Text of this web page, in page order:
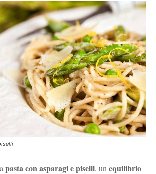
pasta con asparagi e piselli, un equilibrio